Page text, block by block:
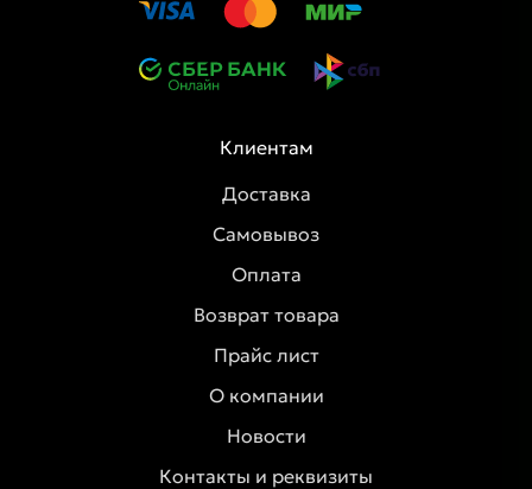
Клиентам
Доставка
Самовывоз
Оплата
Возврат товара
Прайс лист
О компании
Новости
Контакты и реквизиты